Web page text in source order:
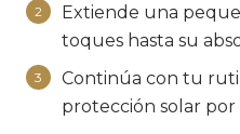
2
Extiende una
toques hasta su
3
Continúa con tu
protección solar por